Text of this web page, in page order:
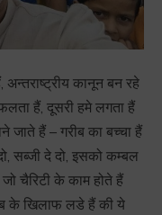
अन्तराष्ट्रीय कानून बन रहे
हैं, दूसरी हमे लगता हैं
जाते हैं – गरीब का बच्चा हैं
सब्जी दे दो, इसको कम्बल
जो चैरिटी के काम होते हैं
के खिलाफ लडे हैं की ये